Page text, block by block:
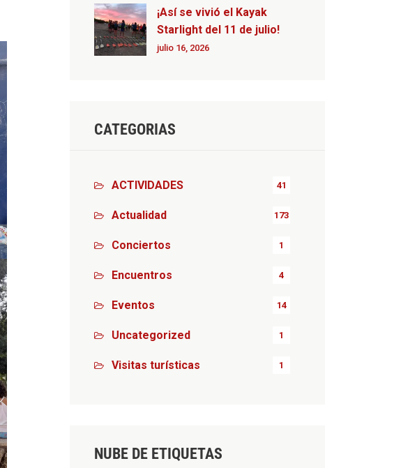
¡Así se vivió el Kayak
Starlight del 11 de julio!
julio 16, 2026
CATEGORIAS
ACTIVIDADES 41
Actualidad 173
Conciertos 1
Encuentros 4
Eventos 14
Uncategorized 1
Visitas turísticas 1
NUBE DE ETIQUETAS